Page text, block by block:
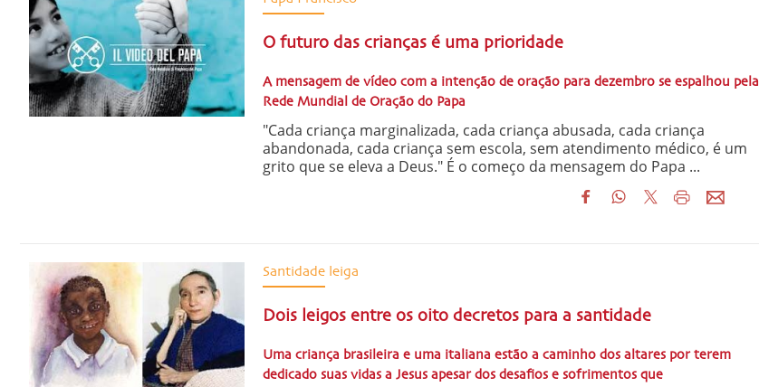
O futuro das crianças é uma prioridade
A mensagem de vídeo com a intenção de oração para dezembro se espalhou pela
Rede Mundial de Oração do Papa
"Cada criança marginalizada, cada criança abusada, cada criança
abandonada, cada criança sem escola, sem atendimento médico, é um
grito que se eleva a Deus." É o começo da mensagem do Papa ...
Santidade leiga
Dois leigos entre os oito decretos para a santidade
Uma criança brasileira e uma italiana estão a caminho dos altares por terem
dedicado suas vidas a Jesus apesar dos desafios e sofrimentos que